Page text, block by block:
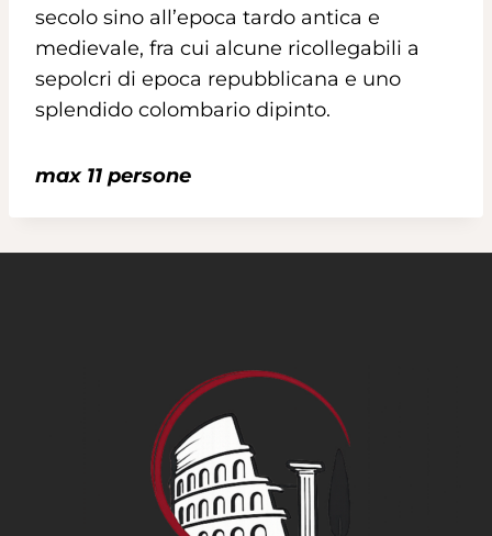
secolo sino all’epoca tardo antica e
medievale, fra cui alcune ricollegabili a
sepolcri di epoca repubblicana e uno
splendido colombario dipinto.
max 11 persone